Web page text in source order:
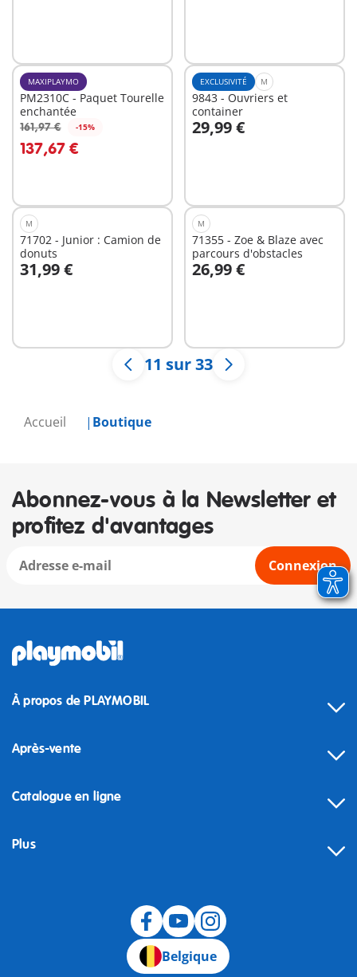
Accueil Boutique
MAXIPLAYMO
PM2310C - Paquet Tourelle
enchantée
161,97 € -15%
137,67 €
Au panier
EXCLUSIVITÉ M
9843 - Ouvriers et
container
29,99 €
Au panier
M
71702 - Junior : Camion de
donuts
31,99 €
Au panier
M
71355 - Zoe & Blaze avec
parcours d'obstacles
26,99 €
Au panier
11 sur 33
Abonnez-vous à la Newsletter et
profitez d'avantages
Connexion
À propos de PLAYMOBIL
Après-vente
Catalogue en ligne
Plus
Belgique